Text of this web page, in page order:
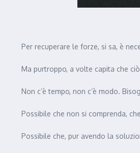
Per recuperare le forze, si sa, è
Ma purtroppo, a volte capita che
Non c’è tempo, non c’è modo.
Possibile che non si comprenda,
Possibile che, pur avendo la